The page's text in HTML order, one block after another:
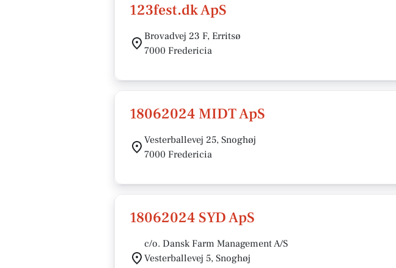
123fest.dk ApS
Brovadvej 23 F, Erritsø
7000 Fredericia
18062024 MIDT ApS
Vesterballevej 25, Snoghøj
7000 Fredericia
18062024 SYD ApS
c/o. Dansk Farm Management A/S
Vesterballevej 5, Snoghøj